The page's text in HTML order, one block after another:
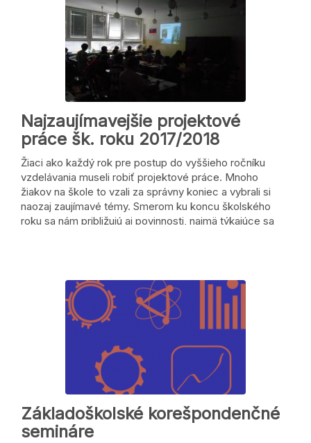
Najzaujímavejšie projektové
práce šk. roku 2017/2018
Žiaci ako každý rok pre postup do vyššieho ročníku
vzdelávania museli robiť projektové práce. Mnoho
žiakov na škole to vzali za správny koniec a vybrali si
naozaj zaujímavé témy. Smerom ku koncu školského
roku sa nám približujú aj povinnosti, najmä týkajúce sa
Základoškolské korešpondenčné
semináre